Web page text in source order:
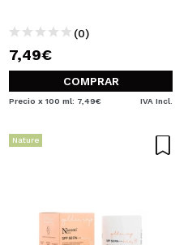
(0)
7,49€
COMPRAR
Precio x 100 ml: 7,49€ IVA Incl.
Nature